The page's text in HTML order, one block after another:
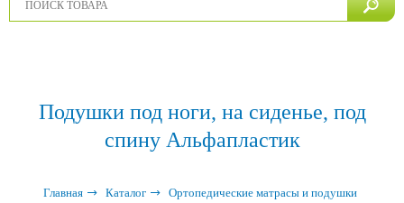
Подушки под ноги, на сиденье, под
спину Альфапластик
Главная Каталог
Ортопедические матрасы и подушки